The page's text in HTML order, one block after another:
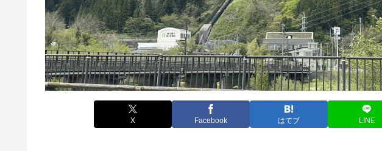
X Facebook はてブ LINE